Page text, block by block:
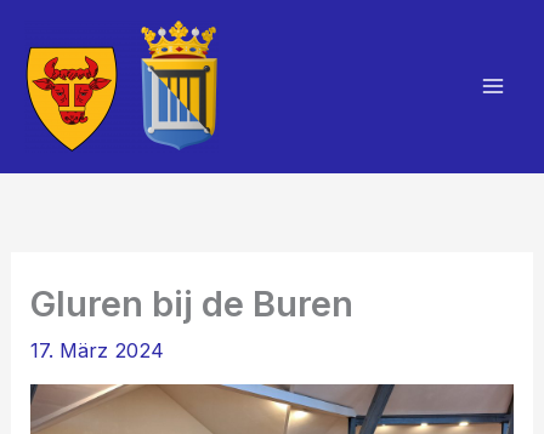
Inhalt
springen
Gluren bij de Buren
17. März 2024